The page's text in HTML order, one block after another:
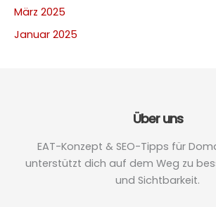
März 2025
Januar 2025
Über uns
EAT-Konzept & SEO-Tipps für
unterstützt dich auf dem Weg zu
und Sichtbarkeit.